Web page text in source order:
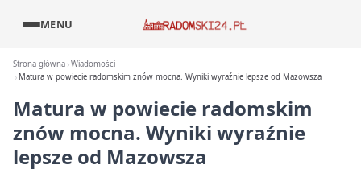
MENU
Strona główna Wiadomości
Matura w powiecie radomskim znów mocna. Wyniki wyraźnie lepsze od Mazowsza
Matura w powiecie radomskim
znów mocna. Wyniki wyraźnie
lepsze od Mazowsza